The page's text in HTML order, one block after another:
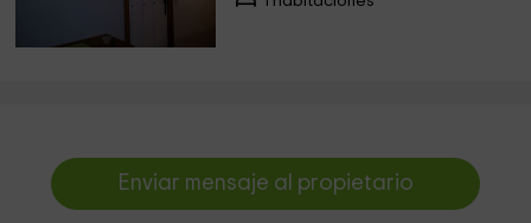
Enviar mensaje al propietario